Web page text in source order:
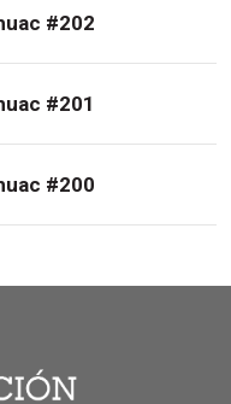
#202
#201
#200